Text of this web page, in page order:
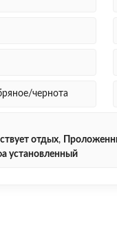
чернота
отдых,
установленный